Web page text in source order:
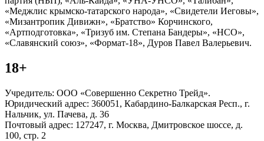
«Меджлис крымско-татарского народа», «Свидетели Иеговы»,
«Мизантропик Дивижн», «Братство» Корчинского,
«Артподготовка», «Тризуб им. Степана Бандеры», «НСО»,
«Славянский союз», «Формат-18», Дуров Павел Валерьевич.
18+
Учредитель: ООО «Совершенно Секретно Трейд».
Юридический адрес: 360051, Кабардино-Балкарская Респ., г.
Нальчик, ул. Пачева, д. 36
Почтовый адрес: 127247, г. Москва, Дмитровское шоссе, д.
100, стр. 2